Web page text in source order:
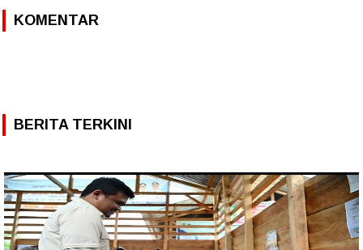
KOMENTAR
BERITA TERKINI